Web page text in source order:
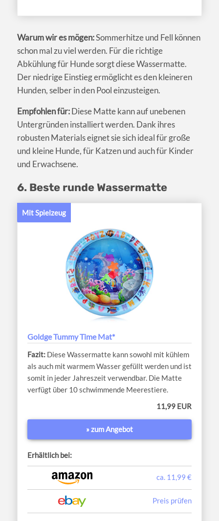
Warum wir es mögen:Sommerhitze und Fell können
schon mal zu viel werden. Für die richtige
Abkühlung für Hunde sorgt diese Wassermatte.
Der niedrige Einstieg ermöglicht es den kleineren
Hunden, selber in den Pool einzusteigen.
Empfohlen für:Diese Matte kann auf unebenen
Untergründen installiert werden. Dank ihres
robusten Materials eignet sie sich ideal für große
und kleine Hunde, für Katzen und auch für Kinder
und Erwachsene.
6. Beste runde Wassermatte
Mit Spielzeug
Goldge Tummy Time Mat*
Diese Wassermatte kann sowohl mit kühlem
als auch mit warmem Wasser gefüllt werden und ist
somit in jeder Jahreszeit verwendbar. Die Matte
verfügt über 10 schwimmende Meerestiere.
11,99 EUR
» zum Angebot
Erhältlich bei:
ca. 11,99 €
Preis prüfen